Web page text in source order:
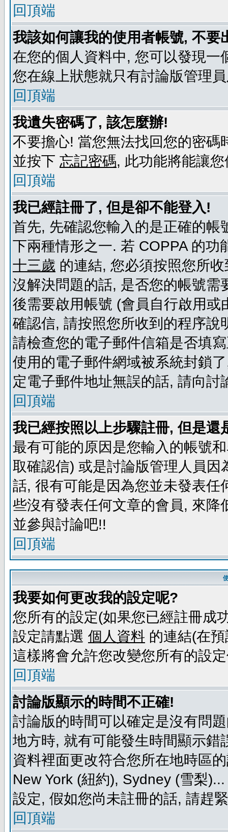
回頂端
我該如何讓我的使用者帳號, 不
在您的個人資料中, 您可以發現一
您在線上狀態就只有討論版管理
回頂端
我遺失密碼了, 該怎麼辦!
不要擔心! 當您無法找回您的密
並按下 忘記密碼, 此功能將能讓
回頂端
我已經註冊了, 但是卻不能登入!
首先, 先確認您輸入的是正確的
下兩種情形之一. 若 COPPA 的
十三歲 的連結, 您必須按照您所
沒解決問題的話, 是否您的帳號
後需要啟用帳號 (會員自行啟用
確認信, 請按照您所收到的程序
請檢查您的電子郵件信箱是否填
使用的電子郵件網域被系統封鎖
定電子郵件地址無誤的話, 請向
回頂端
我已經按照以上步驟註冊, 但是還
最有可能的原因是您輸入的帳號
取確認信) 或是討論版管理人員
話, 很有可能是因為您並未發表
些沒有發表任何文章的會員, 來
並參與討論吧!!
回頂端
我要如何更改我的設定呢?
您所有的設定(如果您已經註冊成
設定請點選 個人資料 的連結(在
這樣將會允許您改變您所有的設
回頂端
討論版顯示的時間不正確!
討論版的時間可以確定是沒有問
地方時, 就有可能發生時間顯示
資料裡面更改符合您所在地時區
New York (紐約), Sydney (雪梨
設定, 假如您尚未註冊的話, 請趕
回頂端